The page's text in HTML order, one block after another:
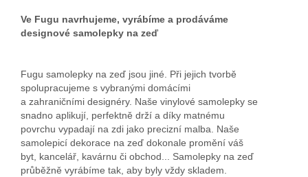
Ve Fugu navrhujeme, vyrábíme a prodáváme
designové samolepky na zeď
Fugu samolepky na zeď jsou jiné. Při jejich tvorbě
spolupracujeme s vybranými domácími
a zahraničními designéry. Naše vinylové samolepky se
snadno aplikují, perfektně drží a díky matnému
povrchu vypadají na zdi jako precizní malba. Naše
samolepicí dekorace na zeď dokonale promění váš
byt, kancelář, kavárnu či obchod... Samolepky na zeď
průběžně vyrábíme tak, aby byly vždy skladem.